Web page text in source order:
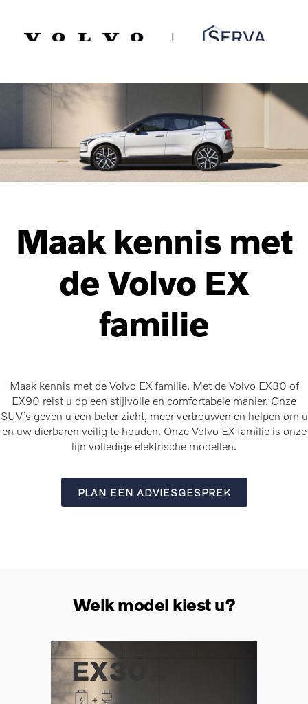
Maak kennis met
de Volvo EX
familie
Maak kennis met de Volvo EX familie. Met de Volvo EX30 of
EX90 reist u op een stijlvolle en comfortabele manier. Onze
SUV’s geven u een beter zicht, meer vertrouwen en helpen om u
en uw dierbaren veilig te houden. Onze Volvo EX familie is onze
lijn volledige elektrische modellen.
PLAN EEN ADVIESGESPREK
Welk model kiest u?
EX30